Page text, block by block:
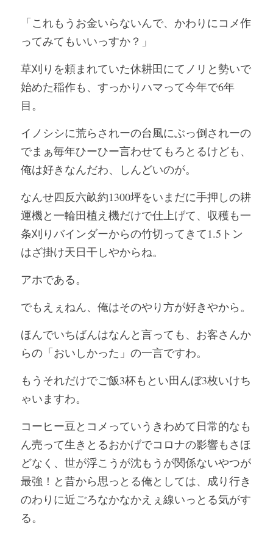
「これもうお金いらないんで、かわりにコメ作
ってみてもいいっすか？」
草刈りを頼まれていた休耕田にてノリと勢いで
始めた稲作も、すっかりハマって今年で6年
目。
イノシシに荒らされーの台風にぶっ倒されーの
でまぁ毎年ひーひー言わせてもろとるけども、
俺は好きなんだわ、しんどいのが。
なんせ四反六畝約1300坪をいまだに手押しの耕
運機と一輪田植え機だけで仕上げて、収穫も一
条刈りバインダーからの竹切ってきて1.5トン
はざ掛け天日干しやからね。
アホである。
でもえぇねん、俺はそのやり方が好きやから。
ほんでいちばんはなんと言っても、お客さんか
らの「おいしかった」の一言ですわ。
もうそれだけでご飯3杯もとい田んぼ3枚いけち
ゃいますわ。
コーヒー豆とコメっていうきわめて日常的なも
ん売って生きとるおかげでコロナの影響もさほ
どなく、世が浮こうが沈もうが関係ないやつが
最強！と昔から思っとる俺としては、成り行き
のわりに近ごろなかなかえぇ線いっとる気がす
る。